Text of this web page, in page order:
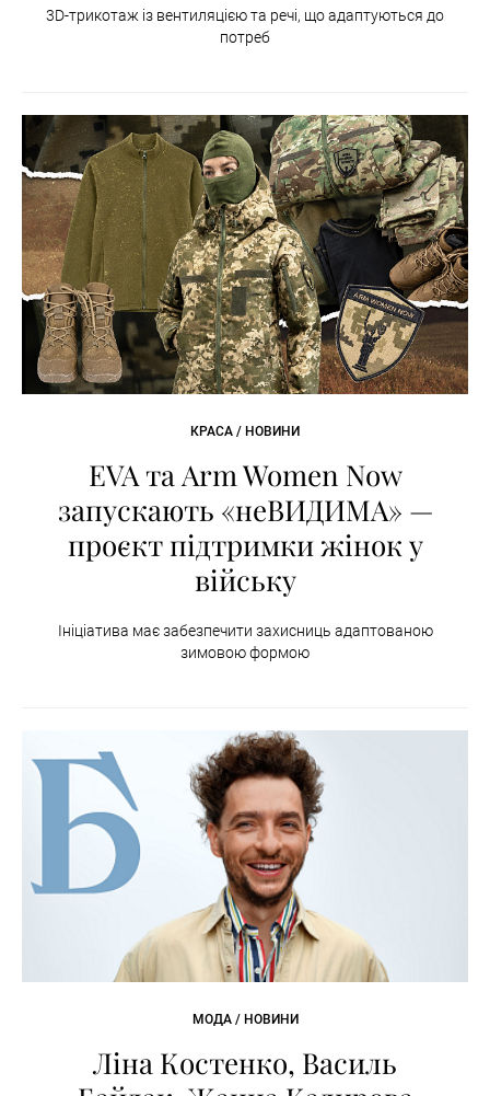
3D-трикотаж із вентиляцією та речі, що адаптуються до
потреб
КРАСА / НОВИНИ
EVA та Arm Women Now
запускають «неВИДИМА» —
проєкт підтримки жінок у
війську
Ініціатива має забезпечити захисниць адаптованою
зимовою формою
МОДА / НОВИНИ
Ліна Костенко, Василь